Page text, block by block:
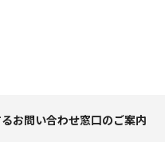
お問い合わせ窓口のご案内